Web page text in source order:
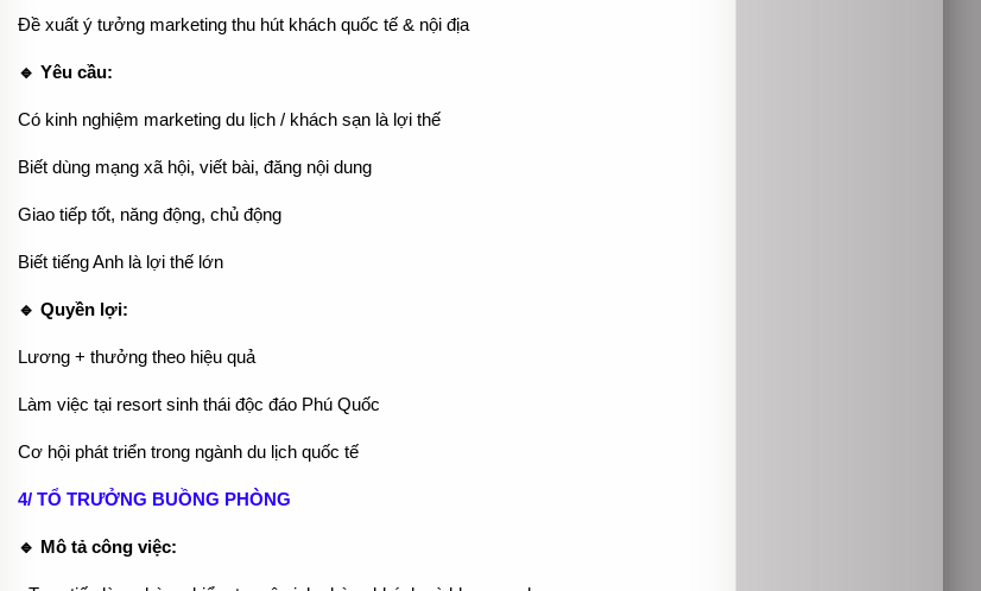
Đề xuất ý tưởng marketing thu hút khách quốc tế & nội địa
🔹 Yêu cầu:
Có kinh nghiệm marketing du lịch / khách sạn là lợi thế
Biết dùng mạng xã hội, viết bài, đăng nội dung
Giao tiếp tốt, năng động, chủ động
Biết tiếng Anh là lợi thế lớn
🔹 Quyền lợi:
Lương + thưởng theo hiệu quả
Làm việc tại resort sinh thái độc đáo Phú Quốc
Cơ hội phát triển trong ngành du lịch quốc tế
4/ TỔ TRƯỞNG BUỒNG PHÒNG
🔹 Mô tả công việc: